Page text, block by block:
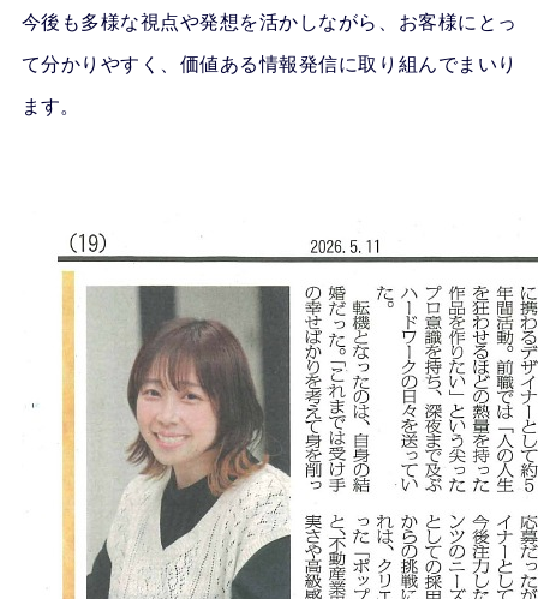
今後も多様な視点や発想を活かしながら、お客様にとっ
て分かりやすく、価値ある情報発信に取り組んでまいり
ます。